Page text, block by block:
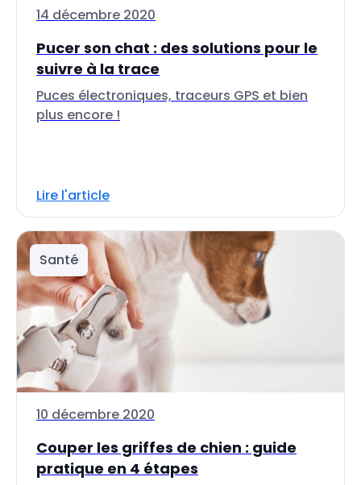
14 décembre 2020
Pucer son chat : des solutions pour le
suivre à la trace
Puces électroniques, traceurs GPS et bien
plus encore !
Lire l'article
Santé
10 décembre 2020
Couper les griffes de chien : guide
pratique en 4 étapes